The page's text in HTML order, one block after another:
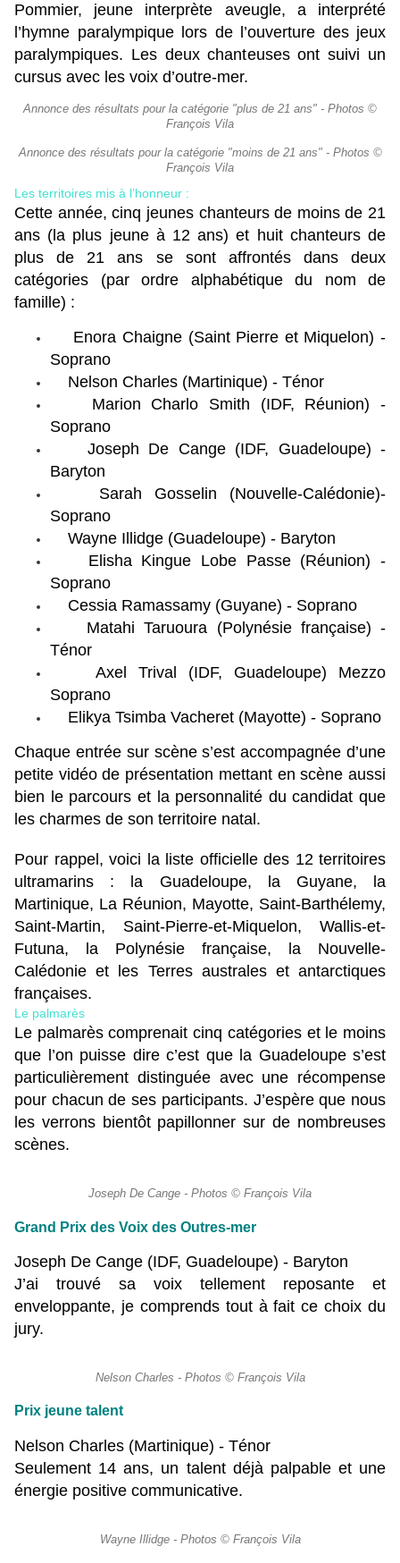
Pommier, jeune interprète aveugle, a interprété
l’hymne paralympique lors de l’ouverture des jeux
paralympiques. Les deux chanteuses ont suivi un
cursus avec les voix d’outre-mer.
Annonce des résultats pour la catégorie "plus de 21 ans" - Photos ©
François Vila
Annonce des résultats pour la catégorie "moins de 21 ans" - Photos ©
François Vila
Les territoires mis à l’honneur :
Cette année, cinq jeunes chanteurs de moins de 21
ans (la plus jeune à 12 ans) et huit chanteurs de
plus de 21 ans se sont affrontés dans deux
catégories (par ordre alphabétique du nom de
famille) :
Enora Chaigne (Saint Pierre et Miquelon) -
Soprano
Nelson Charles (Martinique) - Ténor
Marion Charlo Smith (IDF, Réunion) -
Soprano
Joseph De Cange (IDF, Guadeloupe) -
Baryton
Sarah Gosselin (Nouvelle-Calédonie)-
Soprano
Wayne Illidge (Guadeloupe) - Baryton
Elisha Kingue Lobe Passe (Réunion) -
Soprano
Cessia Ramassamy (Guyane) - Soprano
Matahi Taruoura (Polynésie française) -
Ténor
Axel Trival (IDF, Guadeloupe) Mezzo
Soprano
Elikya Tsimba Vacheret (Mayotte) - Soprano
Chaque entrée sur scène s’est accompagnée d’une
petite vidéo de présentation mettant en scène aussi
bien le parcours et la personnalité du candidat que
les charmes de son territoire natal.
Pour rappel, voici la liste officielle des 12 territoires
ultramarins : la Guadeloupe, la Guyane, la
Martinique, La Réunion, Mayotte, Saint-Barthélemy,
Saint-Martin, Saint-Pierre-et-Miquelon, Wallis-et-
Futuna, la Polynésie française, la Nouvelle-
Calédonie et les Terres australes et antarctiques
françaises.
Le palmarès
Le palmarès comprenait cinq catégories et le moins
que l’on puisse dire c’est que la Guadeloupe s’est
particulièrement distinguée avec une récompense
pour chacun de ses participants. J’espère que nous
les verrons bientôt papillonner sur de nombreuses
scènes.
Joseph De Cange - Photos © François Vila
Grand Prix des Voix des Outres-mer
Joseph De Cange (IDF, Guadeloupe) - Baryton
J’ai trouvé sa voix tellement reposante et
enveloppante, je comprends tout à fait ce choix du
jury.
Nelson Charles - Photos © François Vila
Prix jeune talent
Nelson Charles (Martinique) - Ténor
Seulement 14 ans, un talent déjà palpable et une
énergie positive communicative.
Wayne Illidge - Photos © François Vila